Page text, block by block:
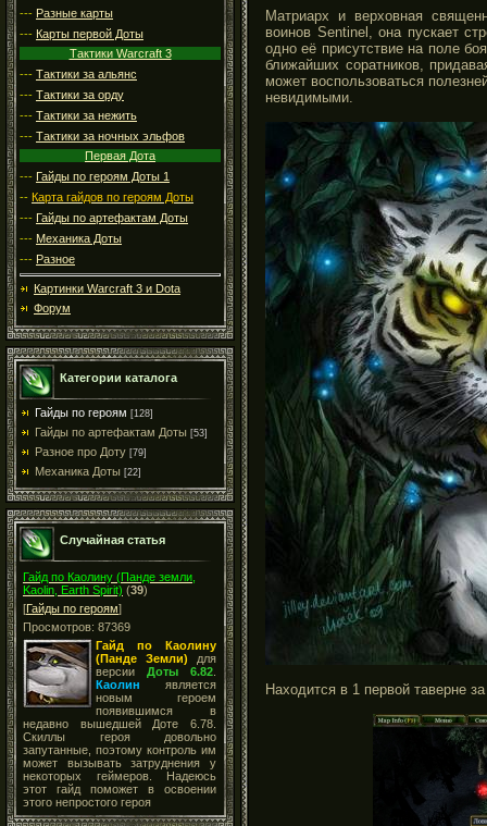
--- Разные карты
--- Карты первой Доты
Тактики Warcraft 3
--- Тактики за альянс
--- Тактики за орду
--- Тактики за нежить
--- Тактики за ночных эльфов
Первая Дота
--- Гайды по героям Доты 1
-- Карта гайдов по героям Доты
--- Гайды по артефактам Доты
--- Механика Доты
--- Разное
Картинки Warcraft 3 и Dota
Форум
Категории каталога
Гайды по героям [128]
Гайды по артефактам Доты [53]
Разное про Доту [79]
Механика Доты [22]
Случайная статья
Гайд по Каолину (Панде земли,
Kaolin, Earth Spirit) (39)
[Гайды по героям]
Просмотров: 87369
Гайд по Каолину
(Панде Земли) для
версии Доты 6.82
Каолин является
новым героем
появившимся в
недавно вышедшей Доте 6.78.
Скиллы героя довольно
запутанные, поэтому контроль им
может вызывать затруднения у
некоторых геймеров. Надеюсь
этот гайд поможет в освоении
этого непростого героя
Матриарх и верховная
воинов Sentinel, она пускает
одно её присутствие на поле
ближайших соратников,
может воспользоваться
невидимыми.
Находится в 1 первой таверне